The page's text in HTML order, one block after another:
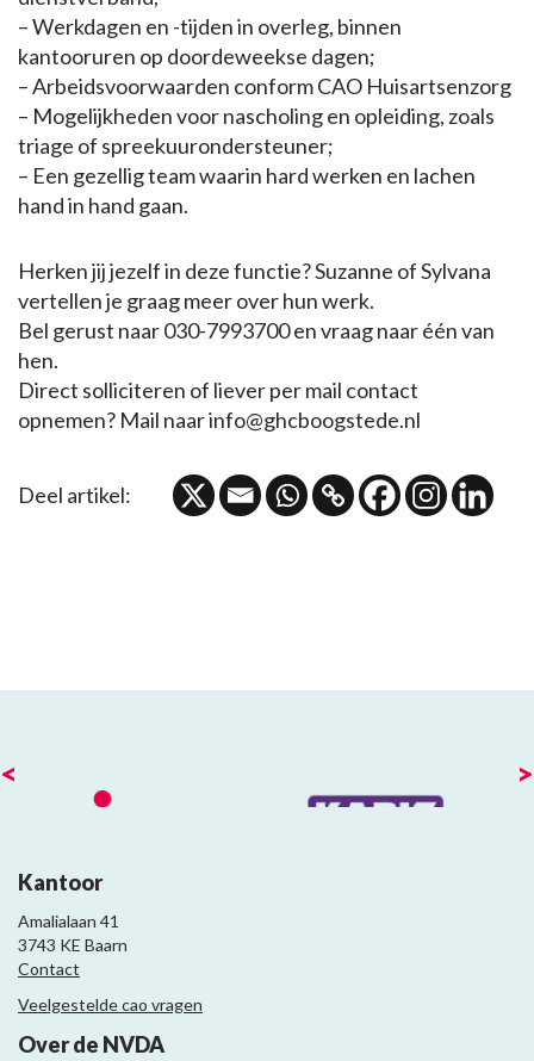
– Werkdagen en -tijden in overleg, binnen
kantooruren op doordeweekse dagen;
– Arbeidsvoorwaarden conform CAO Huisartsenzorg
– Mogelijkheden voor nascholing en opleiding, zoals
triage of spreekuurondersteuner;
– Een gezellig team waarin hard werken en lachen
hand in hand gaan.
Herken jij jezelf in deze functie? Suzanne of Sylvana
vertellen je graag meer over hun werk.
Bel gerust naar 030-7993700 en vraag naar één van
hen.
Direct solliciteren of liever per mail contact
opnemen? Mail naar info@ghcboogstede.nl
Deel artikel:
< >
Kantoor
Amalialaan 41
3743 KE Baarn
Contact
Veelgestelde cao vragen
Over de NVDA